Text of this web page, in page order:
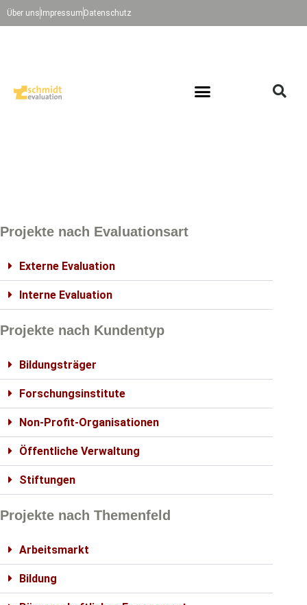
Über uns Impressum Datenschutz
Projekte nach Evaluationsart
Externe Evaluation
Interne Evaluation
Projekte nach Kundentyp
Bildungsträger
Forschungsinstitute
Non-Profit-Organisationen
Öffentliche Verwaltung
Stiftungen
Projekte nach Themenfeld
Arbeitsmarkt
Bildung